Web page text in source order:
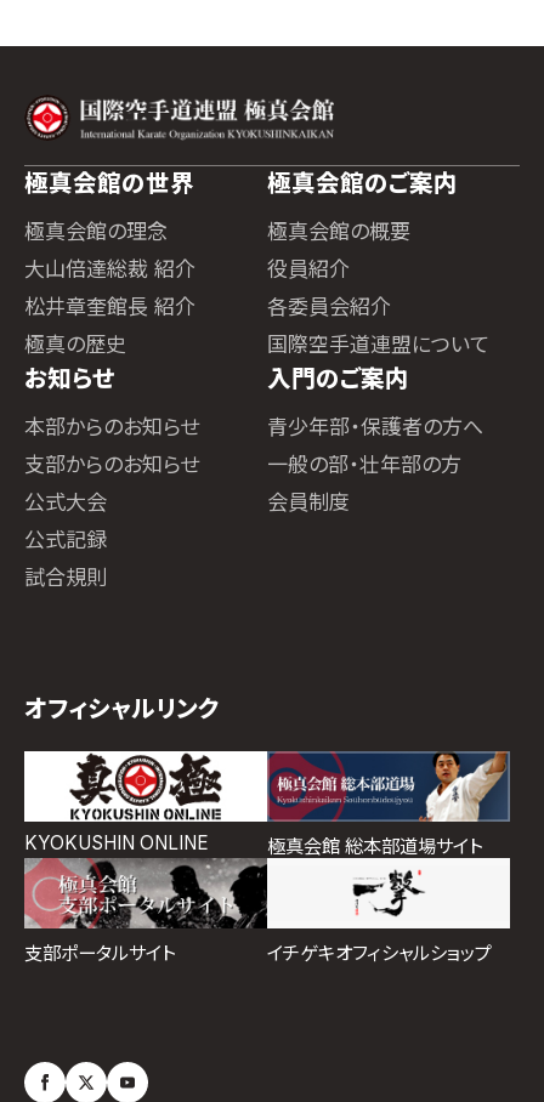
極真会館の世界
極真会館の理念
大山倍達総裁 紹介
松井章奎館長 紹介
極真の歴史
極真会館のご案内
極真会館の概要
役員紹介
各委員会紹介
国際空手道連盟について
お知らせ
本部からのお知らせ
支部からのお知らせ
公式大会
公式記録
試合規則
入門のご案内
青少年部・保護者の方へ
一般の部・壮年部の方
会員制度
オフィシャルリンク
KYOKUSHIN ONLINE 極真会館 総本部道場サイト
支部ポータルサイト イチゲキオフィシャルショップ